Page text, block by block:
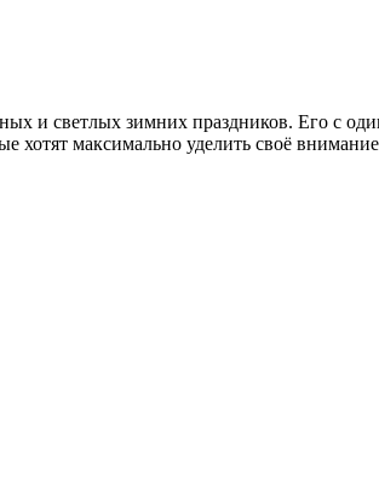
и светлых зимних праздников. Его с
хотят максимально уделить своё